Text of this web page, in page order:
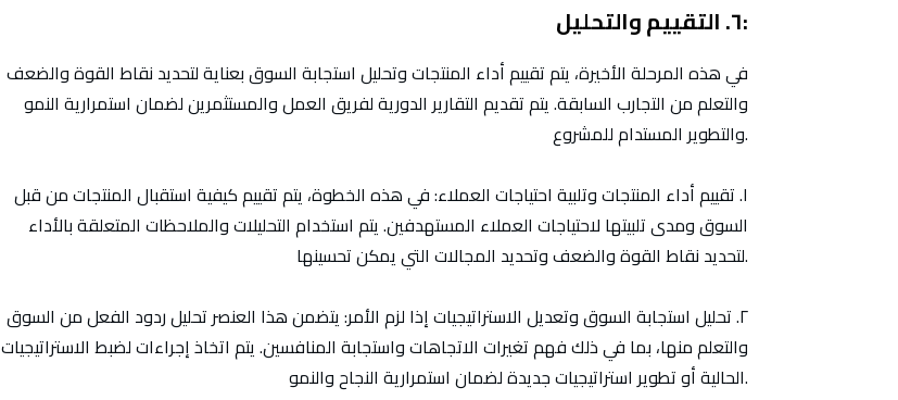
٦. التقييم والتحليل:
في هذه المرحلة الأخيرة، يتم تقييم أداء المنتجات وتحليل استجابة السوق بعناية لتحديد نقاط القوة والضعف
والتعلم من التجارب السابقة. يتم تقديم التقارير الدورية لفريق العمل والمستثمرين لضمان استمرارية النمو
والتطوير المستدام للمشروع.
١. تقييم أداء المنتجات وتلبية احتياجات العملاء:في هذه الخطوة، يتم تقييم كيفية استقبال المنتجات من قبل
السوق ومدى تلبيتها لاحتياجات العملاء المستهدفين. يتم استخدام التحليلات والملاحظات المتعلقة بالأداء
لتحديد نقاط القوة والضعف وتحديد المجالات التي يمكن تحسينها.
٢. تحليل استجابة السوق وتعديل الاستراتيجيات إذا لزم الأمر:يتضمن هذا العنصر تحليل ردود الفعل من السوق
والتعلم منها، بما في ذلك فهم تغيرات الاتجاهات واستجابة المنافسين. يتم اتخاذ إجراءات لضبط الاستراتيجيات
الحالية أو تطوير استراتيجيات جديدة لضمان استمرارية النجاح والنمو.